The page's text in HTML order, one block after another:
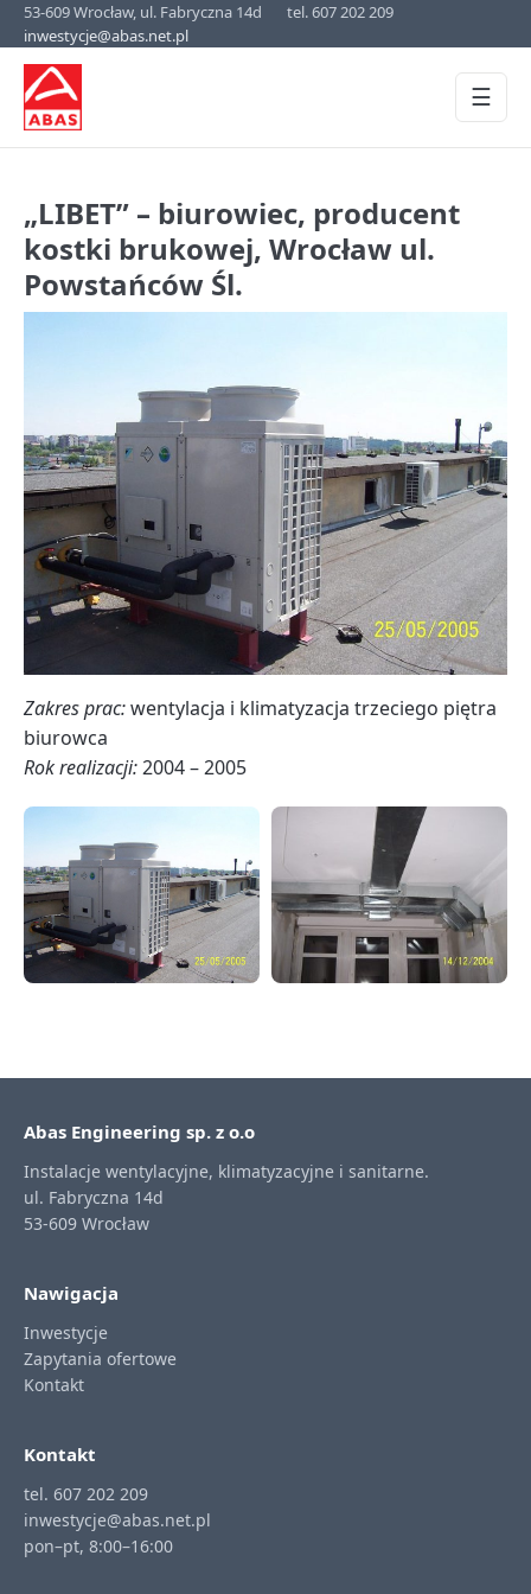
53-609 Wrocław, ul. Fabryczna 14d
tel. 607 202 209
inwestycje@abas.net.pl
☰
„LIBET” – biurowiec, producent
kostki brukowej, Wrocław ul.
Powstańców Śl.
Zakres prac:wentylacja i klimatyzacja trzeciego piętra
biurowca
Rok realizacji:2004 – 2005
Abas Engineering sp. z o.o
Instalacje wentylacyjne, klimatyzacyjne i sanitarne.
ul. Fabryczna 14d
53-609 Wrocław
Nawigacja
Inwestycje
Zapytania ofertowe
Kontakt
Kontakt
tel. 607 202 209
inwestycje@abas.net.pl
pon–pt, 8:00–16:00